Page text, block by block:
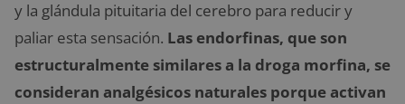
y la glándula pituitaria del cerebro para reducir y
paliar esta sensación. Las endorfinas, que son
estructuralmente similares a la droga morfina, se
consideran analgésicos naturales porque activan